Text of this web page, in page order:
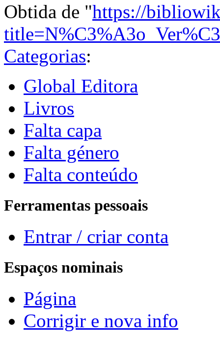
Obtida de "https://
Categorias:
Global Editora
Livros
Falta capa
Falta género
Falta conteúdo
Ferramentas pessoais
Entrar / criar conta
Espaços nominais
Página
Corrigir e nova info